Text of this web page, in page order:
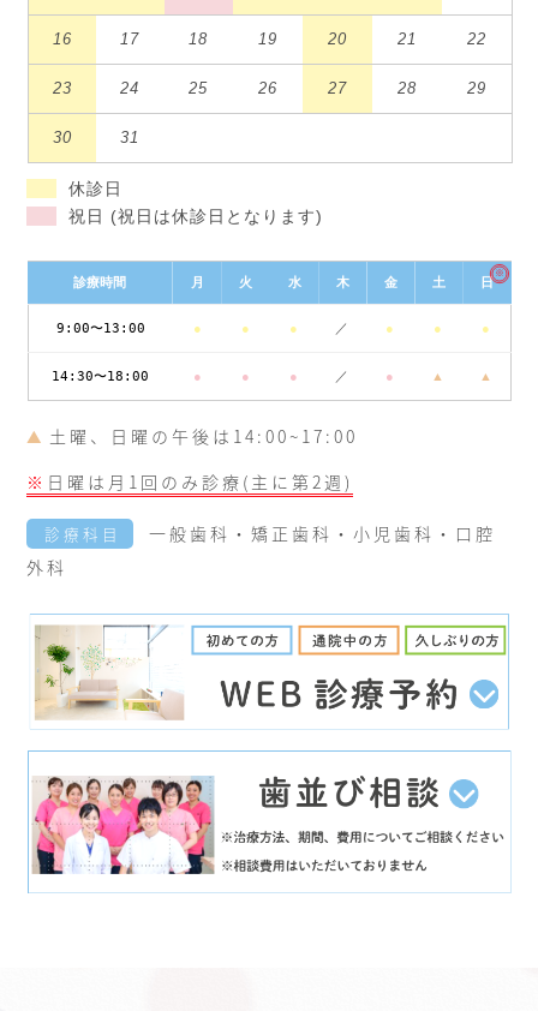
16 17 18 19 20 21 22
23 24 25 26 27 28 29
30 31
休診日
祝日 (祝日は休診日となります)
診療時間 月 火 水 木 金 土 日
※
9:00〜13:00 ● ● ● ／ ● ● ●
14:30〜18:00 ● ● ● ／ ● ▲ ▲
▲ 土曜、日曜の午後は14:00~17:00
※ 日曜は月1回のみ診療(主に第2週)
診療科目
一般歯科・矯正歯科・小児歯科・口腔
外科